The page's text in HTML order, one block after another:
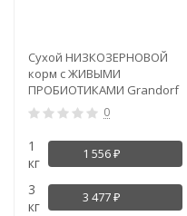
Сухой НИЗКОЗЕРНОВОЙ
корм с ЖИВЫМИ
ПРОБИОТИКАМИ Grandorf
ЧЕТЫРЕ МЯСА для
взрослых собак СРЕДНИХ
и КРУПНЫХ пород (4 Meat
PROBIOTIC MED&MAXI)
0
1
кг
1 556 ₽
3
кг
3 477 ₽